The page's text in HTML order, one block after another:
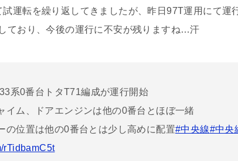
運転を繰り返してきましたが、昨日97T運用にて運
ており、今後の運行に不安が残りますね…汗
系0番台トタT71編成が運行開始
イム、ドアエンジンは他の0番台とほぼ一緒
の位置は他の0番台とは少し高めに配置#中央線#中央
rTidbamC5t